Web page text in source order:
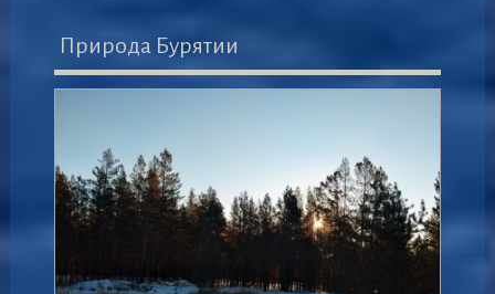
Природа Бурятии